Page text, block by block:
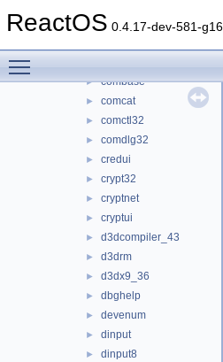
ReactOS 0.4.17-dev-581-
► browseui
► combase
► comcat
► comctl32
► comdlg32
► credui
► crypt32
► cryptnet
► cryptui
► d3dcompiler_43
► d3drm
► d3dx9_36
► dbghelp
► devenum
► dinput
► dinput8